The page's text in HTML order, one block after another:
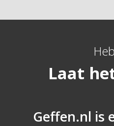
Laat
Geffen.nl is